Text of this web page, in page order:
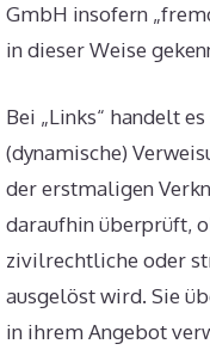
GmbH insofern
in dieser Weise
Bei „Links“ handelt
(dynamische)
der erstmaligen
daraufhin überprüft,
zivilrechtliche oder
ausgelöst wird. Sie
in ihrem Angebot